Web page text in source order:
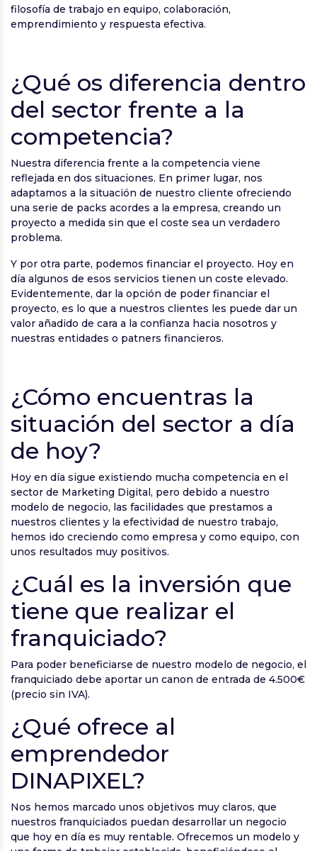
filosofía de trabajo en equipo, colaboración,
emprendimiento y respuesta efectiva.
¿Qué os diferencia dentro
del sector frente a la
competencia?
Nuestra diferencia frente a la competencia viene
reflejada en dos situaciones. En primer lugar, nos
adaptamos a la situación de nuestro cliente ofreciendo
una serie de packs acordes a la empresa, creando un
proyecto a medida sin que el coste sea un verdadero
problema.
Y por otra parte, podemos financiar el proyecto. Hoy en
día algunos de esos servicios tienen un coste elevado.
Evidentemente, dar la opción de poder financiar el
proyecto, es lo que a nuestros clientes les puede dar un
valor añadido de cara a la confianza hacia nosotros y
nuestras entidades o patners financieros.
¿Cómo encuentras la
situación del sector a día
de hoy?
Hoy en día sigue existiendo mucha competencia en el
sector de Marketing Digital, pero debido a nuestro
modelo de negocio, las facilidades que prestamos a
nuestros clientes y la efectividad de nuestro trabajo,
hemos ido creciendo como empresa y como equipo, con
unos resultados muy positivos.
¿Cuál es la inversión que
tiene que realizar el
franquiciado?
Para poder beneficiarse de nuestro modelo de negocio, el
franquiciado debe aportar un canon de entrada de 4.500€
(precio sin IVA).
¿Qué ofrece al
emprendedor
DINAPIXEL?
Nos hemos marcado unos objetivos muy claros, que
nuestros franquiciados puedan desarrollar un negocio
que hoy en día es muy rentable. Ofrecemos un modelo y